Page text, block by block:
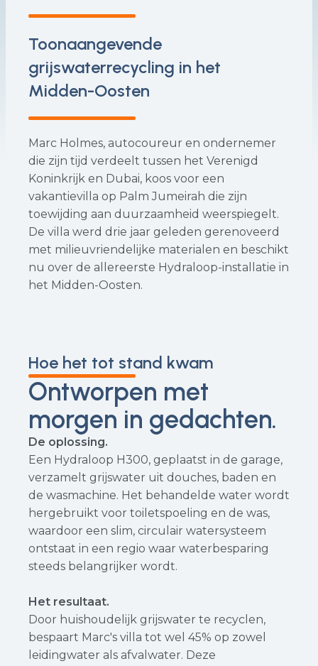
Toonaangevende
grijswaterrecycling in het
Midden-Oosten
Marc Holmes, autocoureur en ondernemer
die zijn tijd verdeelt tussen het Verenigd
Koninkrijk en Dubai, koos voor een
vakantievilla op Palm Jumeirah die zijn
toewijding aan duurzaamheid weerspiegelt.
De villa werd drie jaar geleden gerenoveerd
met milieuvriendelijke materialen en beschikt
nu over de allereerste Hydraloop-installatie in
het Midden-Oosten.
Hoe het tot stand kwam
Ontworpen met
morgen in gedachten.
De oplossing.
Een Hydraloop H300, geplaatst in de garage,
verzamelt grijswater uit douches, baden en
de wasmachine. Het behandelde water wordt
hergebruikt voor toiletspoeling en de was,
waardoor een slim, circulair watersysteem
ontstaat in een regio waar waterbesparing
steeds belangrijker wordt.
Het resultaat.
Door huishoudelijk grijswater te recyclen,
bespaart Marc's villa tot wel 45% op zowel
leidingwater als afvalwater. Deze